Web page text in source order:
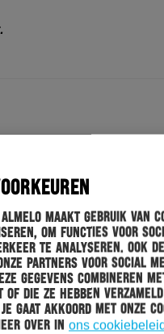
maakt gebruik van
om functies voor
te analyseren. Ook
partners voor social
gegevens combineren
die ze hebben
gaat akkoord met onze
over in ons cookiebeleid
meenemen: 3x 0,33L
dranken
dit persoonlijk verhaald.
Je dient je drinken
dit duel van toepassing